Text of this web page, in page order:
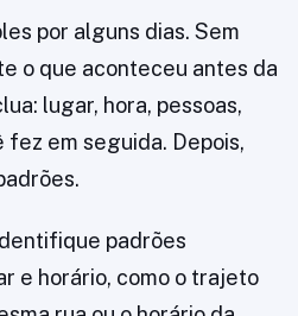
por alguns dias. Sem
o que aconteceu antes da
lugar, hora, pessoas,
fez em seguida. Depois,
Identifique padrões
e horário, como o trajeto